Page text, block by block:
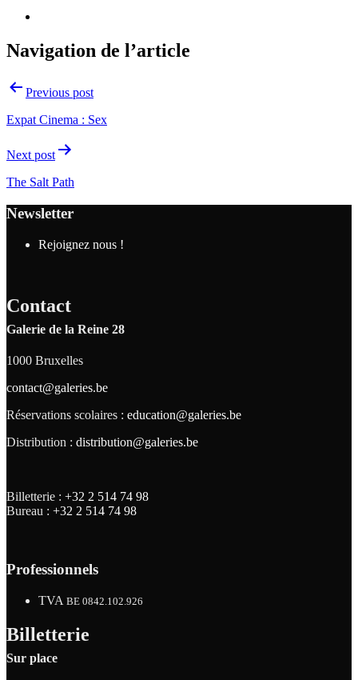
Navigation de l’article
Previous post
Expat Cinema : Sex
Next post
The Salt Path
Newsletter
Rejoignez nous !
Contact
Galerie de la Reine 28
1000 Bruxelles
contact@galeries.be
Réservations scolaires : education@galeries.be
Distribution : distribution@galeries.be
Billetterie : +32 2 514 74 98
Bureau : +32 2 514 74 98
Professionnels
TVA BE 0842.102.926
Billetterie
Sur place